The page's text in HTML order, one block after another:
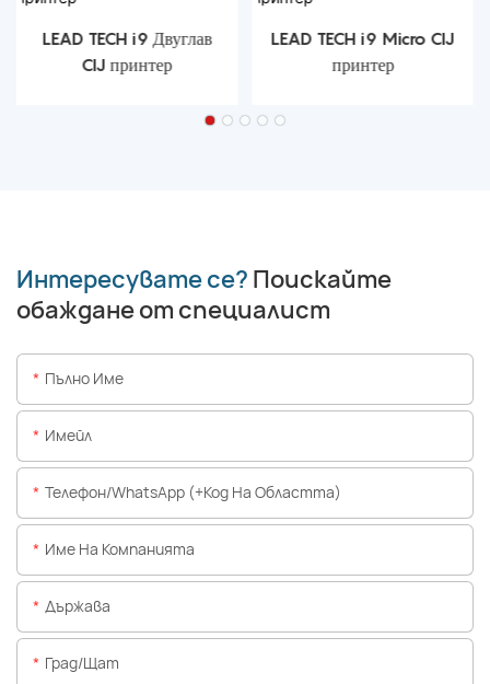
LEAD TECH i9 Двуглав
CIJ принтер
LEAD TECH i9 Micro CIJ
принтер
Интересувате се? Поискайте
обаждане от специалист
Пълно Име
Имейл
Телефон/WhatsApp (+Код На Областта)
Име На Компанията
Държава
Град/щат